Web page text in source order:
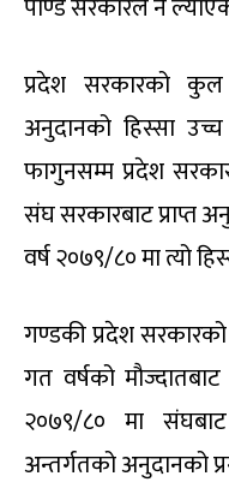
पाण्डे सरकारले नै
प्रदेश सरकारको
अनुदानको हिस्सा
फागुनसम्म प्रदेश
संघ सरकारबाट प्राप्त
वर्ष २०७९/८० मा त्यो
गण्डकी प्रदेश
गत वर्षको
२०७९/८० मा संघबाट
अन्तर्गतको अनुदानको